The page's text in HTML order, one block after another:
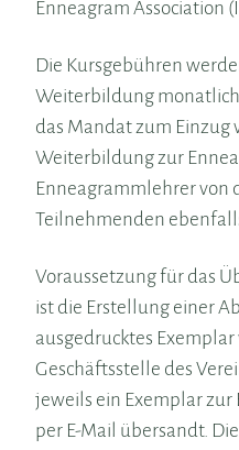
Enneagram Association
Die Kursgebühren
Weiterbildung
das Mandat zum Einzug
Weiterbildung zur
Enneagrammlehrer von
Teilnehmenden
Voraussetzung für das
ist die Erstellung einer
ausgedrucktes
Geschäftsstelle des
jeweils ein Exemplar
per E-Mail übersandt.